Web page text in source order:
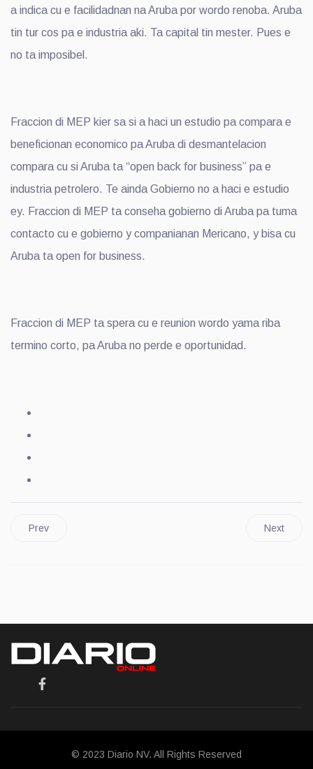
a indica cu e facilidadnan na Aruba por wordo renoba. Aruba
tin tur cos pa e industria aki. Ta capital tin mester. Pues e
no ta imposibel.
Fraccion di MEP kier sa si a haci un estudio pa compara e
beneficionan economico pa Aruba di desmantelacion
compara cu si Aruba ta “open back for business” pa e
industria petrolero. Te ainda Gobierno no a haci e estudio
ey. Fraccion di MEP ta conseha gobierno di Aruba pa tuma
contacto cu e gobierno y companianan Mericano, y bisa cu
Aruba ta open for business.
Fraccion di MEP ta spera cu e reunion wordo yama riba
termino corto, pa Aruba no perde e oportunidad.
Prev Next
© 2023 Diario NV. All Rights Reserved